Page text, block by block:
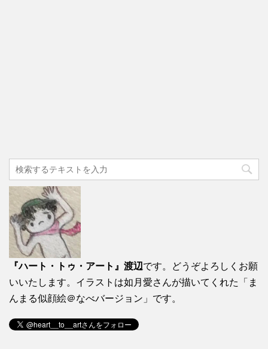
『ハート・トゥ・アート』渡辺です。どうぞよろしくお願
いいたします。イラストは如月愛さんが描いてくれた「ま
んまる似顔絵＠なべバージョン」です。